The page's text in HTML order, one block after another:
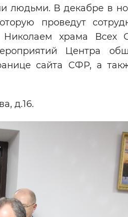
людьми. В декабре в
проведут
храма Всех
Центра
сайта СФР, а
д.16.